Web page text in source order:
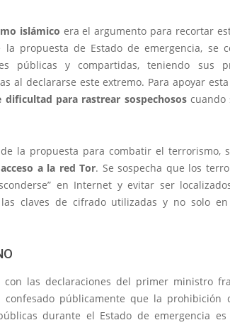
islámico era el argumento para recortar
la propuesta de Estado de emergencia, se
públicas y compartidas, teniendo sus
al declararse este extremo. Para apoyar
dificultad para rastrear sospechososcuando
la propuesta para combatir el terrorismo,
a la red Tor. Se sospecha que los
en Internet y evitar ser
claves de cifrado utilizadas y no solo
con las declaraciones del primer ministro
públicamente que la prohibición
durante el Estado de emergencia